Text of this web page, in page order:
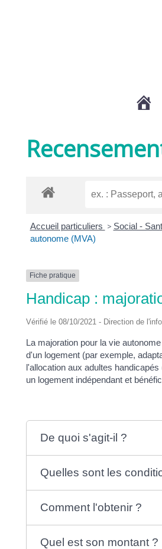
DE
LA
Accueil particuliers > Social -
autonome (MVA)
Fiche pratique
Handicap :
Vérifié le 08/10/2021 - Direction de
La majoration pour la vie
d'un logement (par exemple,
l'allocation aux adultes
un logement indépendant et
De quoi s'agit-il ?
Quelles sont les
Comment l'obtenir ?
Quel est son montant ?